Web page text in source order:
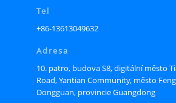
Tel
+86-13613049632
Adresa
10. patro, budova S8, digitální město
Road, Yantian Community, město
Dongguan, provincie Guangdong